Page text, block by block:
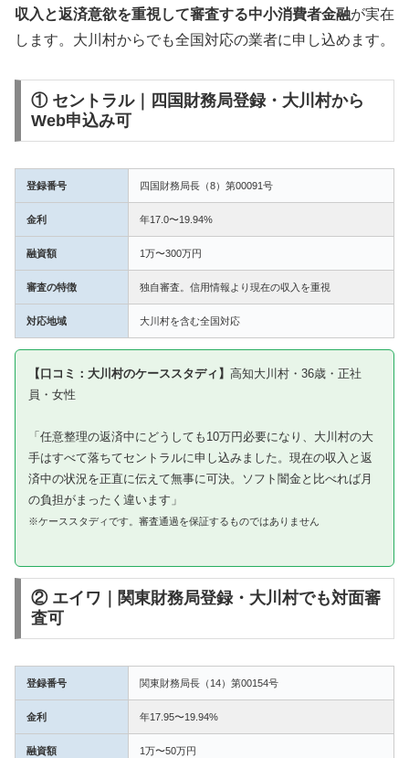
収入と返済意欲を重視して審査する中小消費者金融が実在
します。大川村からでも全国対応の業者に申し込めます。
① セントラル｜四国財務局登録・大川村から
Web申込み可
登録番号 四国財務局長（8）第00091号
金利 年17.0〜19.94%
融資額 1万〜300万円
審査の特徴 独自審査。信用情報より現在の収入を重視
対応地域 大川村を含む全国対応
【口コミ：大川村のケーススタディ】 高知大川村・36歳・正社
員・女性
「任意整理の返済中にどうしても10万円必要になり、大川村の大
手はすべて落ちてセントラルに申し込みました。現在の収入と返
済中の状況を正直に伝えて無事に可決。ソフト闇金と比べれば月
の負担がまったく違います」
※ケーススタディです。審査通過を保証するものではありません
② エイワ｜関東財務局登録・大川村でも対面審
査可
登録番号 関東財務局長（14）第00154号
金利 年17.95〜19.94%
融資額 1万〜50万円